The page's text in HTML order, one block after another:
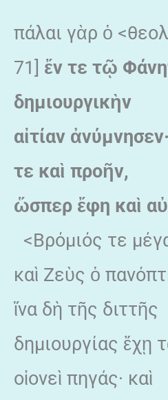
πάλαι γὰρ ὁ
71] ἔν τε τῷ
δημιουργικὴν
αἰτίαν
τε καὶ προῆν,
ὥσπερ ἔφη καὶ
<Βρόμιός τε
καὶ Ζεὺς ὁ
ἵνα δὴ τῆς διττῆς
δημιουργίας ἔχῃ
οἱονεὶ πηγάς· καὶ